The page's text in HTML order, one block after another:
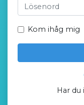
Kom ihåg mig
Har